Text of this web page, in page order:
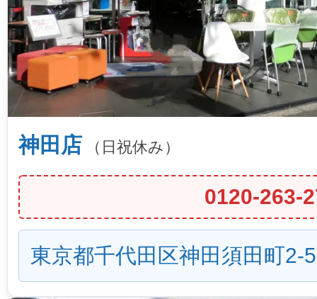
神田店 （日祝休み）
0120-263-
東京都千代田区神田須田町2-